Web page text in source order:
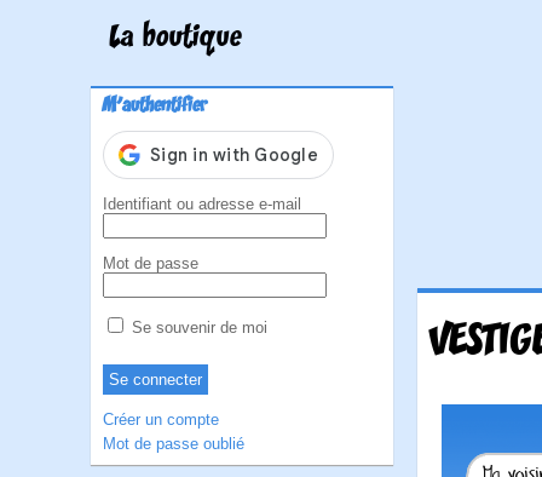
La boutique
M'authentifier
Identifiant ou adresse e-mail
Mot de passe
Se souvenir de moi
Créer un compte
Mot de passe oublié